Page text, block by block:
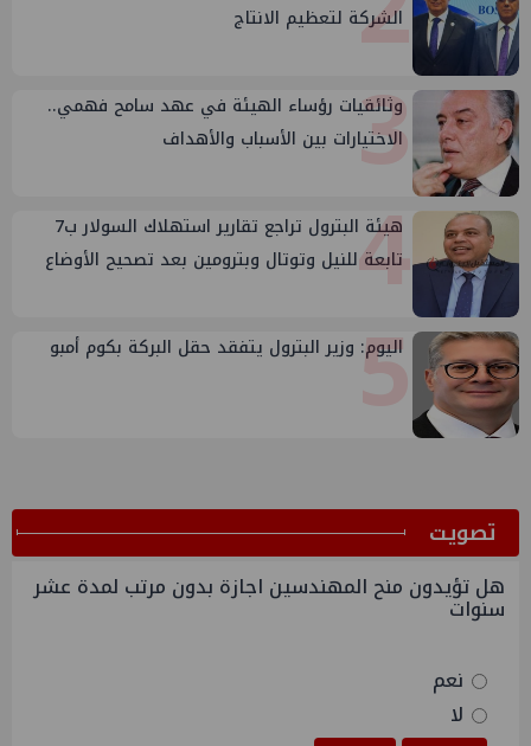
الشركة لتعظيم الانتاج
3
وثائقيات رؤساء الهيئة في عهد سامح فهمي..
الاختيارات بين الأسباب والأهداف
4
هيئة البترول تراجع تقارير استهلاك السولار ب7
تابعة للنيل وتوتال وبترومين بعد تصحيح الأوضاع
5
اليوم: وزير البترول يتفقد حقل البركة بكوم أمبو
ﺗﺼﻮﻳﺖ
هل تؤيدون منح المهندسين اجازة بدون مرتب لمدة عشر
سنوات
نعم
لا